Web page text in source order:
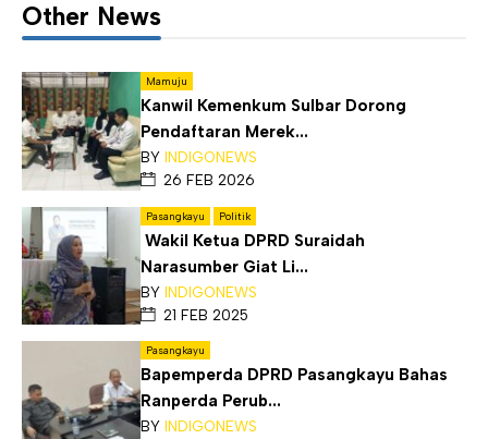
Other News
Mamuju
Kanwil Kemenkum Sulbar Dorong
Pendaftaran Merek...
BY INDIGONEWS
26 FEB 2026
Pasangkayu Politik
Wakil Ketua DPRD Suraidah
Narasumber Giat Li...
BY INDIGONEWS
21 FEB 2025
Pasangkayu
Bapemperda DPRD Pasangkayu Bahas
Ranperda Perub...
BY INDIGONEWS